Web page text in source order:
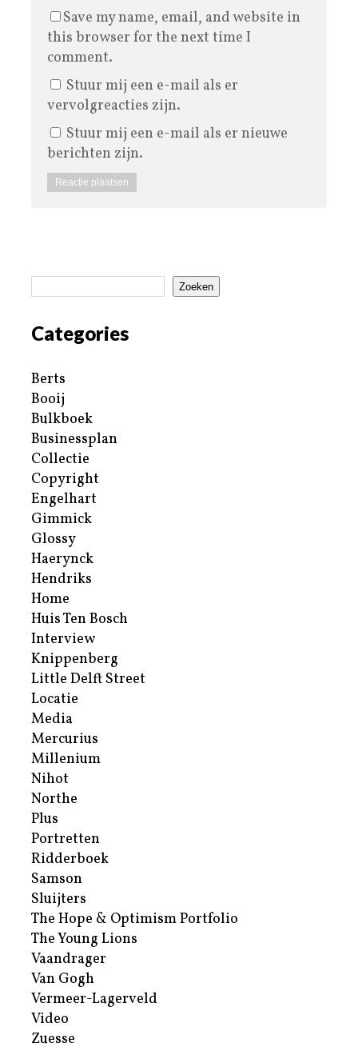
Save my name, email, and website in
this browser for the next time I
comment.
Stuur mij een e-mail als er
vervolgreacties zijn.
Stuur mij een e-mail als er nieuwe
berichten zijn.
Zoeken
Categories
Berts
Booij
Bulkboek
Businessplan
Collectie
Copyright
Engelhart
Gimmick
Glossy
Haerynck
Hendriks
Home
Huis Ten Bosch
Interview
Knippenberg
Little Delft Street
Locatie
Media
Mercurius
Millenium
Nihot
Northe
Plus
Portretten
Ridderboek
Samson
Sluijters
The Hope & Optimism Portfolio
The Young Lions
Vaandrager
Van Gogh
Vermeer-Lagerveld
Video
Zuesse